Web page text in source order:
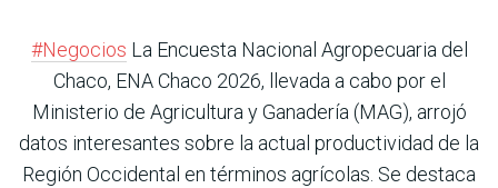
#Negocios La Encuesta Nacional Agropecuaria del
Chaco, ENA Chaco 2026, llevada a cabo por el
Ministerio de Agricultura y Ganadería (MAG), arrojó
datos interesantes sobre la actual productividad de la
Región Occidental en términos agrícolas. Se destaca